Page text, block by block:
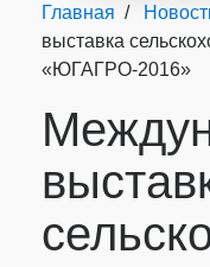
Главная /
выставка
«ЮГАГРО-2016»